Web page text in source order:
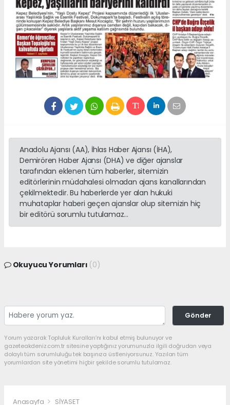
Anadolu Ajansı (AA), İhlas Haber Ajansı (İHA),
Demirören Haber Ajansı (DHA) ve diğer ajanslar
tarafından eklenen tüm haberler, sitemizin
editörlerinin müdahalesi olmadan ajans kanallarından
çekilmektedir. Bu haberlerde yer alan hukuki
muhataplar haberi geçen ajanslar olup sitemizin hiç
bir editörü sorumlu tutulamaz...
Okuyucu Yorumları (0)
Gönder
Yorum yazarak Topluluk Kuralları’nı kabul etmiş bulunuyor ve
gazeteakdeniz.com.tr sitesine yaptığınız yorumunuzla ilgili doğrudan veya
dolaylı tüm sorumluluğu tek başınıza üstleniyorsunuz. Yazılan tüm
yorumlardan site yönetimi hiçbir şekilde sorumlu tutulamaz.
Anasayfa SİYASET